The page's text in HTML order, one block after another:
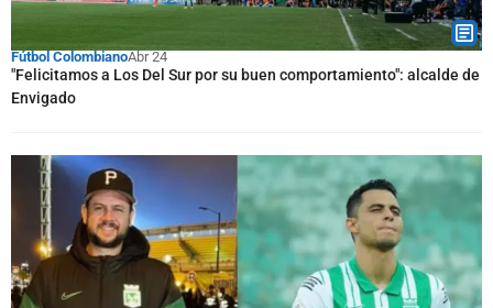
Fútbol ColombianoAbr 24
"Felicitamos a Los Del Sur por su buen comportamiento": alcalde de
Envigado